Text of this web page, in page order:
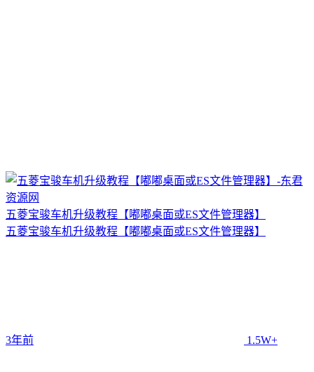
五菱宝骏车机升级教程【嘟嘟桌面或ES文件管理器】
五菱宝骏车机升级教程【嘟嘟桌面或ES文件管理器】
3年前 1.5W+